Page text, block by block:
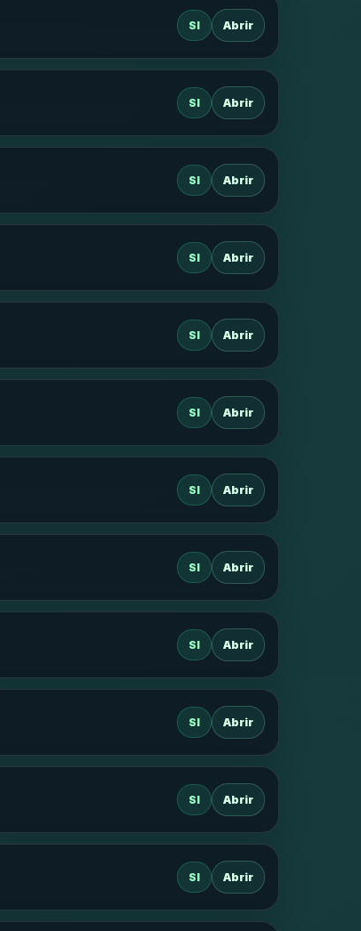
SI Abrir
SI Abrir
SI Abrir
SI Abrir
SI Abrir
SI Abrir
SI Abrir
SI Abrir
SI Abrir
SI Abrir
SI Abrir
SI Abrir